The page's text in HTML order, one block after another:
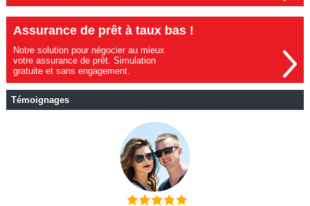
Assurance de prêt à taux bas !
Notre solution pour négocier au mieux
votre assurance de prêt. Simulation
gratuite et sans engagement.
Témoignages